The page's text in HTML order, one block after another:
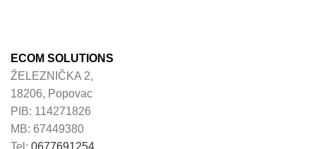
ECOM SOLUTIONS
ŽELEZNIČKA 2,
18206, Popovac
PIB: 114271826
MB: 67449380